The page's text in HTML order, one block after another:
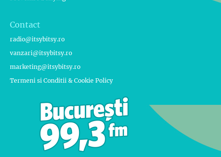
Contact
radio@itsybitsy.ro
vanzari@itsybitsy.ro
marketing@itsybitsy.ro
Termeni si Conditii & Cookie Policy